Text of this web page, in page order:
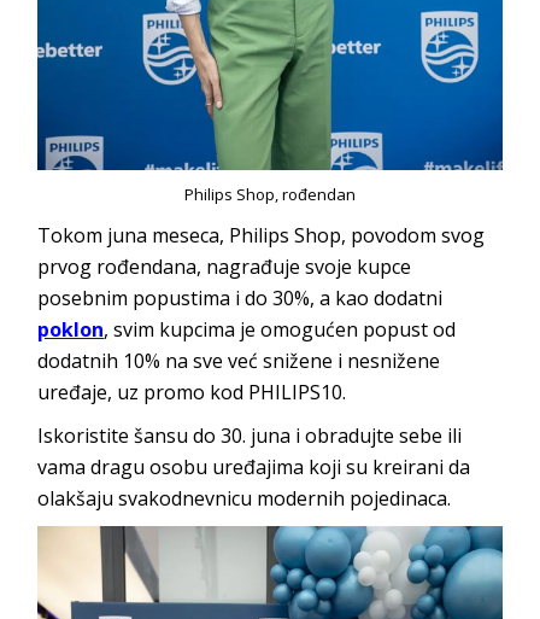
Philips Shop, rođendan
Tokom juna meseca, Philips Shop, povodom svog
prvog rođendana, nagrađuje svoje kupce
posebnim popustima i do 30%, a kao dodatni
poklon, svim kupcima je omogućen popust od
dodatnih 10% na sve već snižene i nesnižene
uređaje, uz promo kod PHILIPS10.
Iskoristite šansu do 30. juna i obradujte sebe ili
vama dragu osobu uređajima koji su kreirani da
olakšaju svakodnevnicu modernih pojedinaca.